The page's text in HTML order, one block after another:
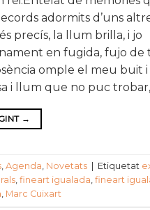
adormits d’uns
precís, la llum brilla, i jo
en fugida, fujo de
omple el meu buit i
i llum que no puc
→
, Agenda, Novetats Etiquetat
, fineart igualada, fineart
, Marc Cuixart